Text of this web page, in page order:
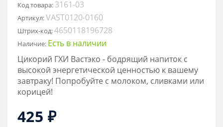
Код товара: 3161-03
Артикул:VAST0120-0160
Штрих-код:4650118196728
Наличие: Есть в наличии
Цикорий ГХИ Вастэко - бодрящий напиток с
высокой энергетической ценностью к вашему
завтраку! Попробуйте с молоком, сливками или
корицей!
425 ₽